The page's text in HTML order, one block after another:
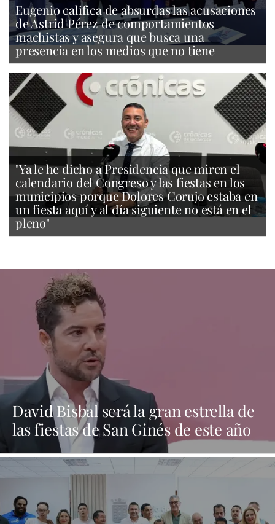
Eugenio califica de absurdas las acusaciones
de Astrid Pérez de comportamientos
machistas y asegura que busca una
presencia en los medios que no tiene
"Ya le he dicho a Presidencia que miren el
calendario del Congreso y las fiestas en los
municipios porque Dolores Corujo estaba en
un fiesta aquí y al día siguiente no está en el
pleno"
David Bisbal será la gran estrella de
las fiestas de San Ginés de este año